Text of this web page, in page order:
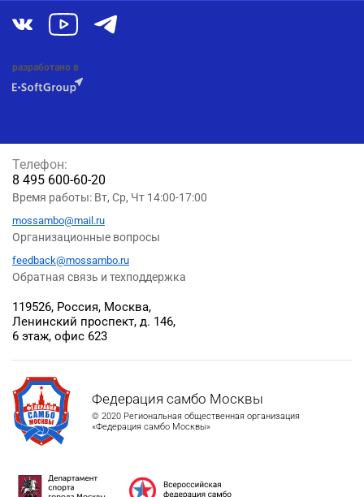
разработано в
Федерация самбо Москвы
© 2020 Региональная общественная организация
«Федерация самбо Москвы»
119526, Россия, Москва,
Ленинский проспект, д. 146,
6 этаж, офис 623
Телефон:
8 495 600-60-20
Время работы: Вт, Ср, Чт 14:00-17:00
mossambo@mail.ru
Организационные вопросы
feedback@mossambo.ru
Обратная связь и техподдержка